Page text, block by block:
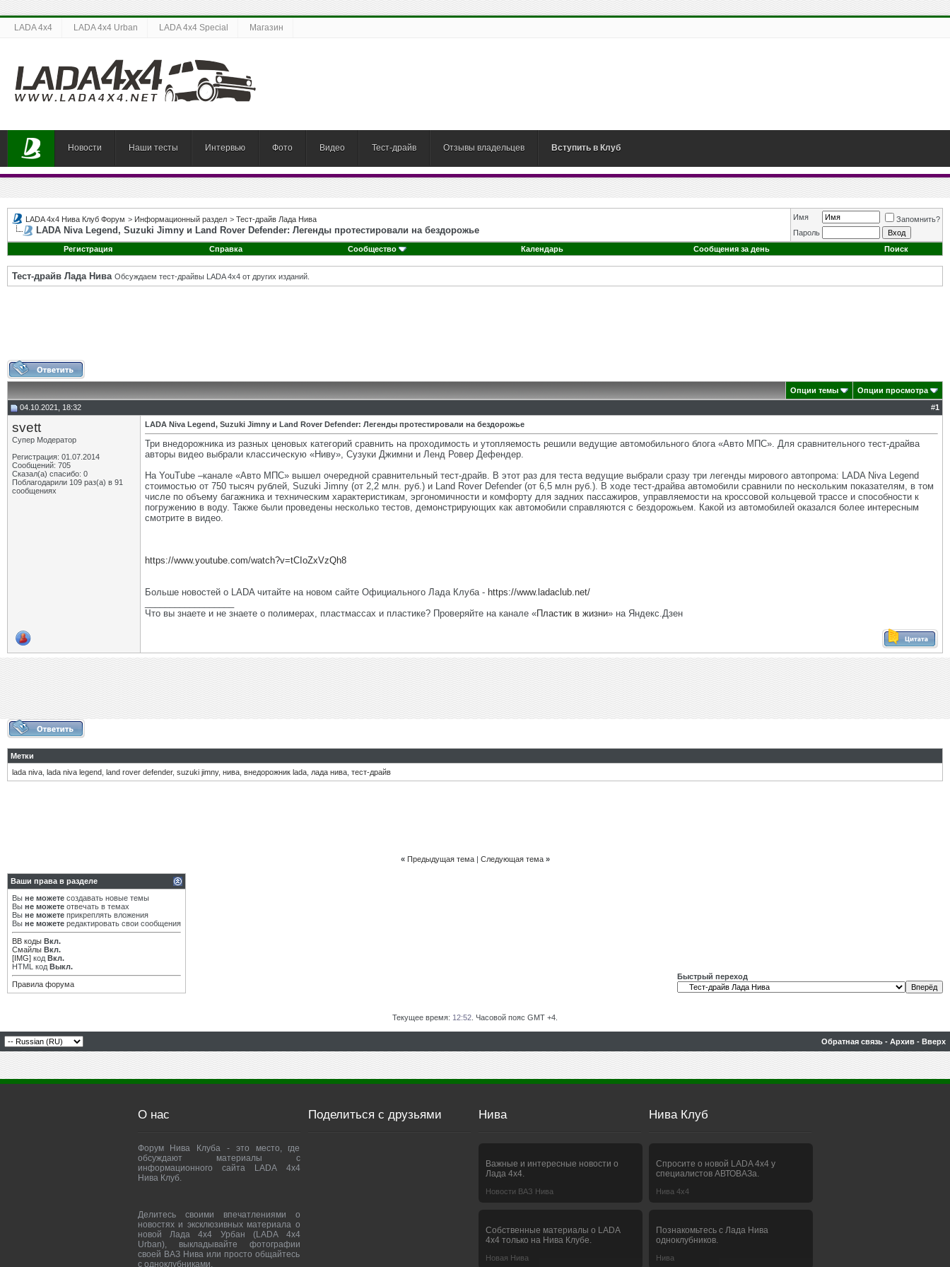
LADA 4x4 LADA 4x4 Urban LADA 4x4 Special Магазин
Новости Наши тесты Интервью Фото Видео Тест-драйв Отзывы владельцев Вступить в Клуб
LADA 4x4 Нива Клуб Форум > Информационный раздел > Тест-драйв Лада Нива
LADA Niva Legend, Suzuki Jimny и Land Rover Defender: Легенды протестировали на бездорожье
Имя
Запомнить?
Пароль
Регистрация
Справка Сообщество Календарь Сообщения за день Поиск
Тест-драйв Лада Нива Обсуждаем тест-драйвы LADA 4x4 от других изданий.
Опции темы
Опции просмотра
04.10.2021, 18:32
#1
svett
Супер Модератор
Регистрация: 01.07.2014
Сообщений: 705
Сказал(а) спасибо: 0
Поблагодарили 109 раз(а) в 91
сообщениях
LADA Niva Legend, Suzuki Jimny и Land Rover Defender: Легенды протестировали на бездорожье
Три внедорожника из разных ценовых категорий сравнить на проходимость и утопляемость решили ведущие автомобильного блога «Авто МПС». Для сравнительного тест-драйва
авторы видео выбрали классическую «Ниву», Сузуки Джимни и Ленд Ровер Дефендер.
На YouTube –канале «Авто МПС» вышел очередной сравнительный тест-драйв. В этот раз для теста ведущие выбрали сразу три легенды мирового автопрома: LADA Niva Legend
стоимостью от 750 тысяч рублей, Suzuki Jimny (от 2,2 млн. руб.) и Land Rover Defender (от 6,5 млн руб.). В ходе тест-драйва автомобили сравнили по нескольким показателям, в том
числе по объему багажника и техническим характеристикам, эргономичности и комфорту для задних пассажиров, управляемости на кроссовой кольцевой трассе и способности к
погружению в воду. Также были проведены несколько тестов, демонстрирующих как автомобили справляются с бездорожьем. Какой из автомобилей оказался более интересным
смотрите в видео.
https://www.youtube.com/watch?v=tCIoZxVzQh8
Больше новостей о LADA читайте на новом сайте Официального Лада Клуба - https://www.ladaclub.net/
Что вы знаете и не знаете о полимерах, пластмассах и пластике? Проверяйте на канале «Пластик в жизни» на Яндекс.Дзен
Метки
lada niva lada niva legend land rover defender, suzuki jimny, нива внедорожник lada лада нива тест-драйв
« Предыдущая тема| Следующая тема »
Ваши права в разделе
Вы не можете создавать новые темы
Вы не можете отвечать в темах
Вы не можете прикреплять вложения
Вы не можете редактировать свои сообщения
BB коды Вкл.
Смайлы Вкл.
[IMG] код Вкл.
HTML код Выкл.
Правила форума
Быстрый переход
Текущее время: 12:52 . Часовой пояс GMT +4.
Обратная связь - Архив - Вверх
О нас
Форум Нива Клуба - это место, где
обсуждают материалы с
информационного сайта LADA 4x4
Нива Клуб.
Делитесь своими впечатлениями о
новостях и эксклюзивных материала о
новой Лада 4х4 Урбан (LADA 4x4
Urban), выкладывайте фотографии
своей ВАЗ Нива или просто общайтесь
с одноклубниками.
Поделиться с друзьями Нива
Важные и интересные новости о
Лада 4х4.
Новости ВАЗ Нива
Собственные материалы о LADA
4x4 только на Нива Клубе.
Новая Нива
Нива Клуб
Спросите о новой LADA 4x4 у
специалистов АВТОВАЗа.
Нива 4х4
Познакомьтесь с Лада Нива
одноклубников.
Нива